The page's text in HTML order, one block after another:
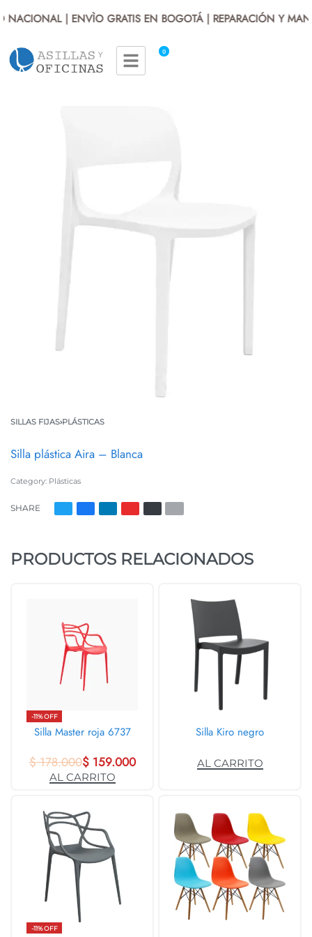
NACIONAL | ENVÌO GRATIS EN BOGOTÁ | REPARACIÓN Y
0
SILLAS FIJAS›PLÁSTICAS
Silla plástica Aira – Blanca
Category: Plásticas
SHARE
PRODUCTOS RELACIONADOS
-11% OFF
Silla Master roja 6737
$178.000$159.000
AL CARRITO
Silla Kiro negro
AL CARRITO
-11% OFF